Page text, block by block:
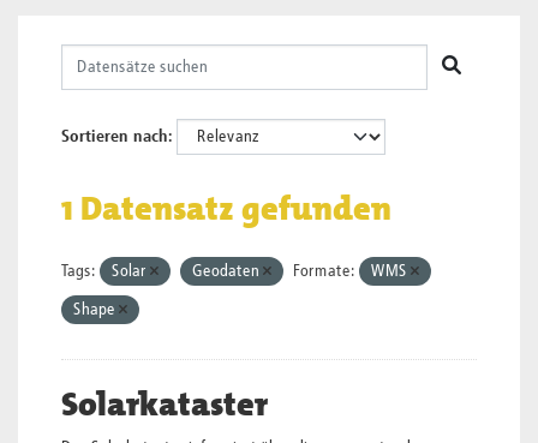
Sortieren nach
1 Datensatz gefunden
Tags: Solar Geodaten Formate: WMS
Shape
Solarkataster